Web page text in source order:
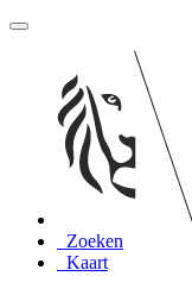
Zoeken
Kaart